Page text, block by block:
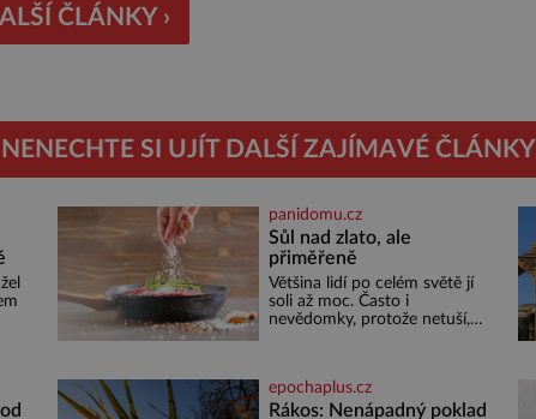
vesmírných misí, […]
ČLÁNKY ›
NENECHTE SI UJÍT DALŠÍ ZAJÍMAVÉ ČLÁNKY
panidomu.cz
Sůl nad zlato, ale
přiměřeně
Většina lidí po celém světě jí
soli až moc. Často i
nevědomky, protože netuší,
sladkých. Sůl je zdravá Ale
v ani ne třetinovém množství,
epochaplus.cz
Rákos: Nenápadný poklad